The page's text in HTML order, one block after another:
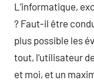
L’informatique,
? Faut-il être
plus possible les
tout, l’utilisateur
et moi, et un